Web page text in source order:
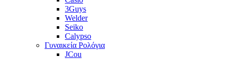
3Guys
Welder
Seiko
Calypso
Γυναικεία Ρολόγια
JCou